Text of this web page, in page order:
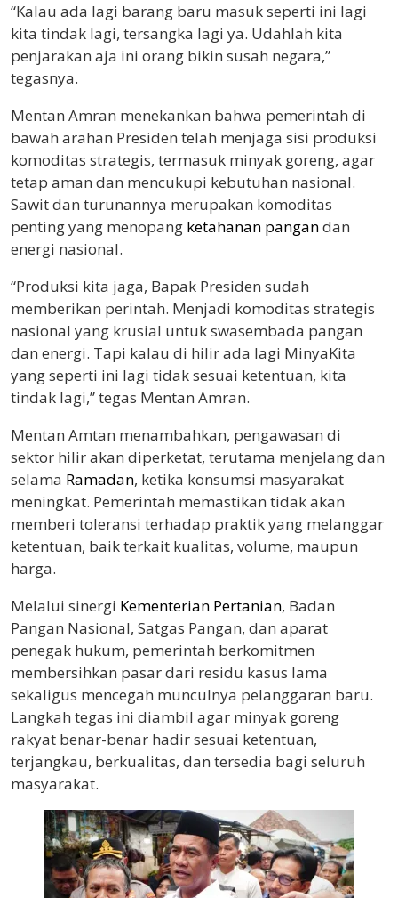
“Kalau ada lagi barang baru masuk seperti ini lagi
kita tindak lagi, tersangka lagi ya. Udahlah kita
penjarakan aja ini orang bikin susah negara,”
tegasnya.
Mentan Amran menekankan bahwa pemerintah di
bawah arahan Presiden telah menjaga sisi produksi
komoditas strategis, termasuk minyak goreng, agar
tetap aman dan mencukupi kebutuhan nasional.
Sawit dan turunannya merupakan komoditas
penting yang menopang ketahanan pangandan
energi nasional.
“Produksi kita jaga, Bapak Presiden sudah
memberikan perintah. Menjadi komoditas strategis
nasional yang krusial untuk swasembada pangan
dan energi. Tapi kalau di hilir ada lagi MinyaKita
yang seperti ini lagi tidak sesuai ketentuan, kita
tindak lagi,” tegas Mentan Amran.
Mentan Amtan menambahkan, pengawasan di
sektor hilir akan diperketat, terutama menjelang dan
selama Ramadan, ketika konsumsi masyarakat
meningkat. Pemerintah memastikan tidak akan
memberi toleransi terhadap praktik yang melanggar
ketentuan, baik terkait kualitas, volume, maupun
harga.
Melalui sinergi Kementerian Pertanian, Badan
Pangan Nasional, Satgas Pangan, dan aparat
penegak hukum, pemerintah berkomitmen
membersihkan pasar dari residu kasus lama
sekaligus mencegah munculnya pelanggaran baru.
Langkah tegas ini diambil agar minyak goreng
rakyat benar-benar hadir sesuai ketentuan,
terjangkau, berkualitas, dan tersedia bagi seluruh
masyarakat.